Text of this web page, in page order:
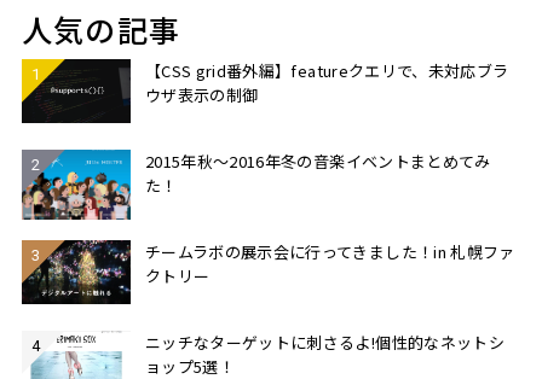
人気の記事
【CSS grid番外編】featureクエリで、未対応ブラ
ウザ表示の制御
2015年秋〜2016年冬の音楽イベントまとめてみ
た！
チームラボの展示会に行ってきました！in 札幌ファ
クトリー
ニッチなターゲットに刺さるよ!個性的なネットシ
ョップ5選！